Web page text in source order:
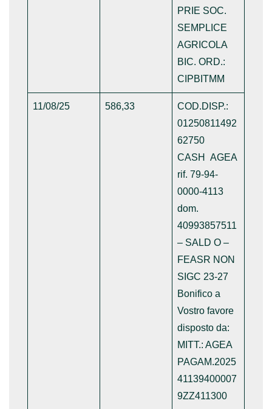
PRIE SOC.
SEMPLICE
AGRICOLA
BIC. ORD.:
CIPBITMM
11/08/25 586,33
COD.DISP.:
01250811492
62750
CASH AGEA
rif. 79-94-
0000-4113
dom.
40993857511
– SALD O –
FEASR NON
SIGC 23-27
Bonifico a
Vostro favore
disposto da:
MITT.: AGEA
PAGAM.2025
41139400007
9ZZ411300